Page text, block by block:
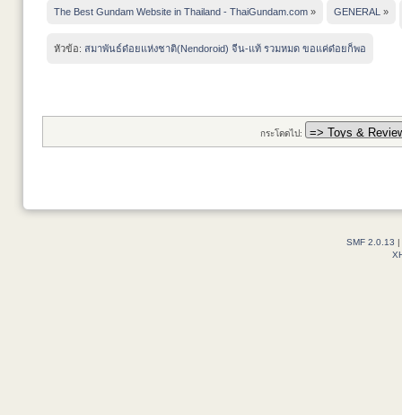
The Best Gundam Website in Thailand - ThaiGundam.com » GENERAL »
หัวข้อ: สมาพันธ์ด๋อยแห่งชาติ(Nendoroid) จีน-แท้ รวมหมด ขอแค่ด๋อยก็พอ
กระโดดไป:
SMF 2.0.13 |